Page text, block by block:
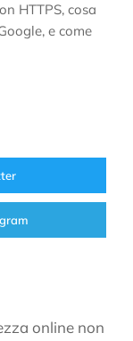
online non
HTTPS, cosa
e come